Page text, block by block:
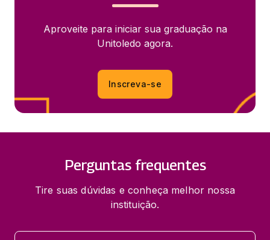
Aproveite para iniciar sua graduação na
Unitoledo agora.
Inscreva-se
Perguntas frequentes
Tire suas dúvidas e conheça melhor nossa
instituição.